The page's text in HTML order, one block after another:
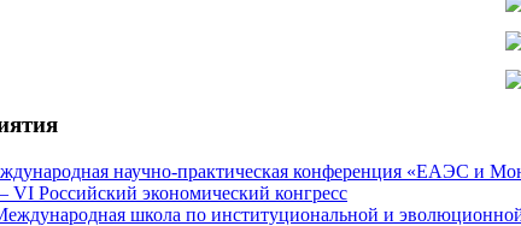
научно-практическая конференция «ЕАЭС и
VI Российский экономический конгресс
школа по институциональной и